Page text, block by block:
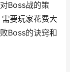
Boss战的策
要玩家花费大
Boss的诀窍和